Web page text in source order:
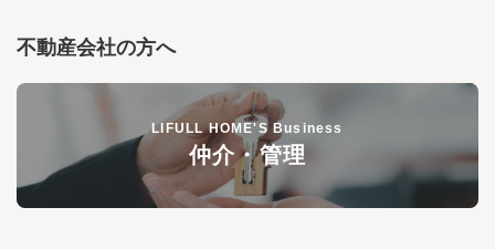
不動産会社の方へ
LIFULL HOME'S Business
仲介・管理